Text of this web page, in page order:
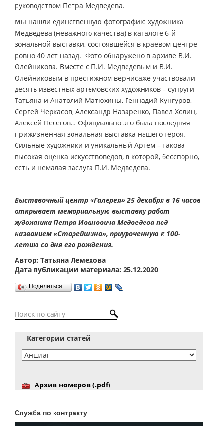
руководством Петра Медведева.
Мы нашли единственную фотографию художника
Медведева (неважного качества) в каталоге 6-й
зональной выставки, состоявшейся в краевом центре
ровно 40 лет назад. Фото обнаружено в архиве В.И.
Олейникова. Вместе с П.И. Медведевым и В.И.
Олейниковым в престижном вернисаже участвовали
десять известных артемовских художников – супруги
Татьяна и Анатолий Матюхины, Геннадий Кунгуров,
Сергей Черкасов, Александр Назаренко, Павел Холин,
Алексей Песегов… Официально это была последняя
прижизненная зональная выставка нашего героя.
Сильные художники и уникальный Артем – такова
высокая оценка искусствоведов, в которой, бесспорно,
есть и немалая заслуга П.И. Медведева.
Выставочный центр «Галерея» 25 декабря в 16 часов
открывает мемориальную выставку работ
художника Петра Ивановича Медведева под
названием «Старейшина», приуроченную к 100-
летию со дня его рождения.
Автор: Татьяна Лемехова
Дата публикации материала: 25.12.2020
Поделиться…
Категории статей
Архив номеров (.pdf)
Служба по контракту